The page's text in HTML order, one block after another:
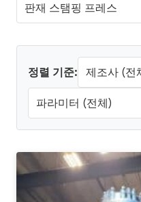
판재 스탬핑 프레스
정렬 기준: